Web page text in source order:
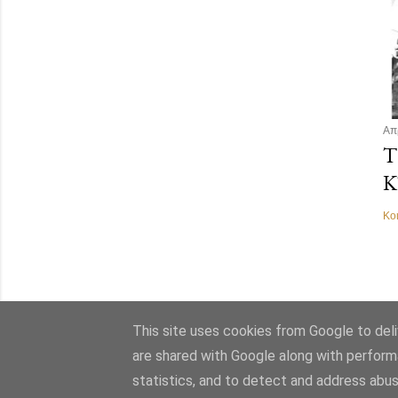
This site uses cookies from Google to
are shared with Google along with
statistics, and to detect and address